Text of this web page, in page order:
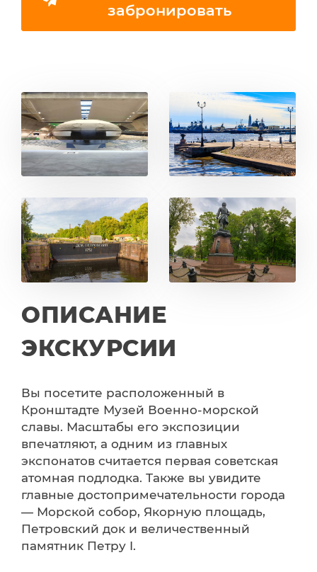
забронировать
ОПИСАНИЕ
ЭКСКУРСИИ
Вы посетите расположенный в
Кронштадте Музей Военно-морской
славы. Масштабы его экспозиции
впечатляют, а одним из главных
экспонатов считается первая советская
атомная подлодка. Также вы увидите
главные достопримечательности города
— Морской собор, Якорную площадь,
Петровский док и величественный
памятник Петру I.